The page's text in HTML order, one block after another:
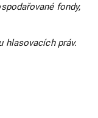
fondy,
hlasovacích práv.